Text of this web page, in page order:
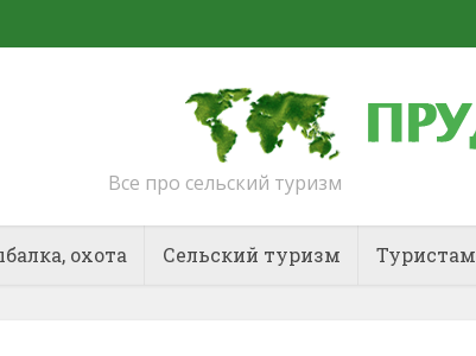
Все про сельский туризм
охота Сельский туризм Туристам